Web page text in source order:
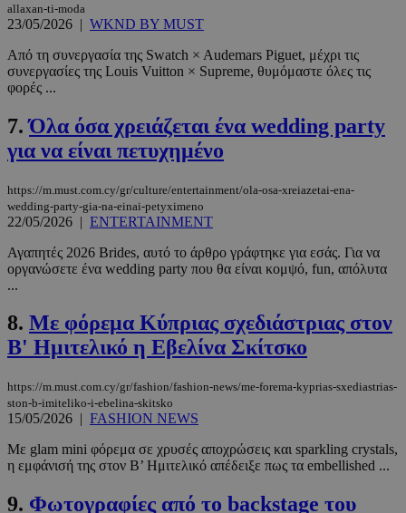
allaxan-ti-moda
23/05/2026 | WKND BY MUST
Από τη συνεργασία της Swatch × Audemars Piguet, μέχρι τις
συνεργασίες της Louis Vuitton × Supreme, θυμόμαστε όλες τις
φορές ...
7.Όλα όσα χρειάζεται ένα wedding party
για να είναι πετυχημένo
https://m.must.com.cy/gr/culture/entertainment/ola-osa-xreiazetai-ena-
wedding-party-gia-na-einai-petyximeno
22/05/2026 | ENTERTAINMENT
Αγαπητές 2026 Brides, αυτό το άρθρο γράφτηκε για εσάς. Για να
οργανώσετε ένα wedding party που θα είναι κομψό, fun, απόλυτα
...
8. Με φόρεμα Κύπριας σχεδιάστριας στον
Β' Ημιτελικό η Εβελίνα Σκίτσκο
https://m.must.com.cy/gr/fashion/fashion-news/me-forema-kyprias-sxediastrias-
ston-b-imiteliko-i-ebelina-skitsko
15/05/2026 | FASHION NEWS
Με glam mini φόρεμα σε χρυσές αποχρώσεις και sparkling crystals,
η εμφάνισή της στον Β’ Ημιτελικό απέδειξε πως τα embellished ...
9. Φωτογραφίες από το backstage του